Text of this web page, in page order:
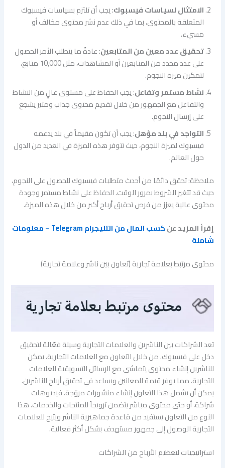
الامتثال لسياسات فيسبوك: يجب أن تلتزم بسياسات فيسبوك
المتعلقة بالمحتوى، بما في ذلك عدم نشر محتوى مخالف أو
مسيء.
تحقيق عدد معين من المتابعين: عادةً ما يتطلب الأمر الحصول
على عدد محدد من المتابعين أو المشاهدات، مثل 10,000 متابع،
لتمكين ميزة النجوم.
نشاط مستمر وتفاعل: يجب الحفاظ على مستوى عالٍ من النشاط
والتفاعل مع الجمهور من خلال تقديم محتوى جذاب ومثير يشجع
على إرسال النجوم.
التواجد في بلد مؤهل: يجب أن تكون مقيماً في بلد يدعمه
فيسبوك لميزة النجوم، حيث تتوفر هذه الميزة في العديد من الدول
حول العالم.
ملاحظة: تحقق دائمًا من أحدث متطلبات فيسبوك للحصول على النجوم،
حيث قد تتغير الشروط بمرور الوقت. الحفاظ على نشاط مستمر وجودة
محتوى عالية يعزز من فرص تحقيق أرباح أكبر من خلال هذه الميزة.
إقرأ المزيد عن
كسب المال من التليجرام Telegram – معلومات
شاملة
محتوى مرتبط بعلامة تجارية (تعاون بين ناشر وعلامة تجارية)
تعد الشراكات بين الناشرين والعلامات التجارية وسيلة فعّالة لتحقيق
دخل على فيسبوك. من خلال التعاون مع العلامات التجارية، يمكن
للناشرين إنشاء محتوى يتماشى مع الرسائل التسويقية للعلامات
التجارية، مما يوفر قيمة للمعلنين ويساعد في تحقيق أرباح للناشرين.
يمكن أن يشمل هذا التعاون إنشاء منشورات مروّجة، فيديوهات
شراكة، أو حتى محتوى مباشر يتضمن ترويجاً للمنتجات والخدمات. هذا
النوع من التعاون يستفيد من قاعدة جماهيرية الناشر ويتيح للعلامات
التجارية الوصول إلى جمهور مستهدف بشكل أكثر فعالية.
استراتيجيات لتعظيم الأرباح من الشراكات